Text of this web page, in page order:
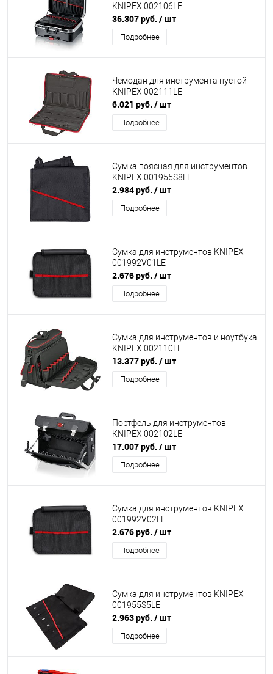
KNIPEX 002106LE
36.307 руб. / шт
Подробнее
Чемодан для инструмента пустой
KNIPEX 002111LE
6.021 руб. / шт
Подробнее
Сумка поясная для инструментов
KNIPEX 001955S8LE
2.984 руб. / шт
Подробнее
Сумка для инструментов KNIPEX
001992V01LE
2.676 руб. / шт
Подробнее
Сумка для инструментов и ноутбука
KNIPEX 002110LE
13.377 руб. / шт
Подробнее
Портфель для инструментов
KNIPEX 002102LE
17.007 руб. / шт
Подробнее
Сумка для инструментов KNIPEX
001992V02LE
2.676 руб. / шт
Подробнее
Сумка для инструментов KNIPEX
001955S5LE
2.963 руб. / шт
Подробнее